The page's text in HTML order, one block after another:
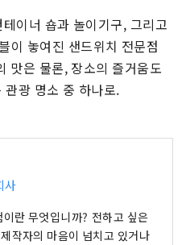
이너 숍과 놀이기구, 그리고
이 놓여진 샌드위치 전문점
맛은 물론, 장소의 즐거움도
광 명소 중 하나로.
사
란 무엇입니까? 전하고 싶은
작자의 마음이 넘치고 있거나